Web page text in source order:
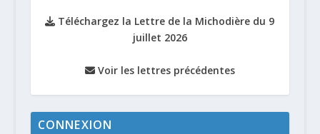
Téléchargez la Lettre de la Michodière du 9
juillet 2026
Voir les lettres précédentes
CONNEXION